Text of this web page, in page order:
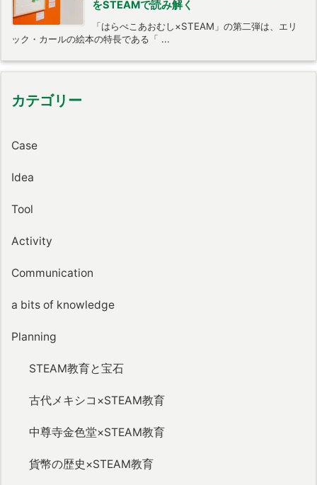
をSTEAMで読み解く
「はらぺこあおむし×STEAM」の第二弾は、エリ
ック・カールの絵本の特長である「 ...
カテゴリー
Case
Idea
Tool
Activity
Communication
a bits of knowledge
Planning
STEAM教育と宝石
古代メキシコ×STEAM教育
中尊寺金色堂×STEAM教育
貨幣の歴史×STEAM教育